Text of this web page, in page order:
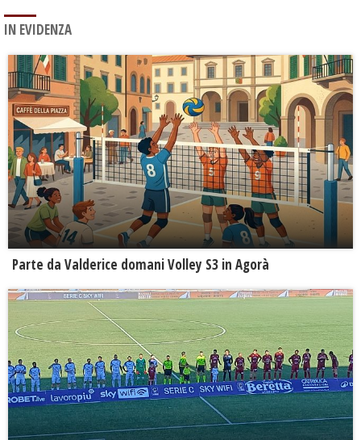
IN EVIDENZA
Parte da Valderice domani Volley S3 in Agorà